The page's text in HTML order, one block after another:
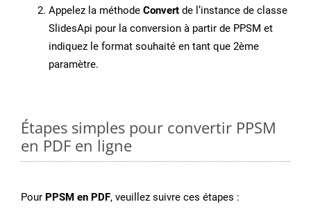
Appelez la méthode Convert de l’instance de classe
SlidesApi pour la conversion à partir de PPSM et
indiquez le format souhaité en tant que 2ème
paramètre.
Étapes simples pour convertir PPSM
en PDF en ligne
Pour PPSM en PDF, veuillez suivre ces étapes :